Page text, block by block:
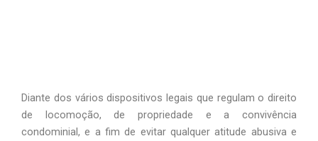
Diante dos vários dispositivos legais que regulam o direito
de locomoção, de propriedade e a convivência
condominial, e a fim de evitar qualquer atitude abusiva e